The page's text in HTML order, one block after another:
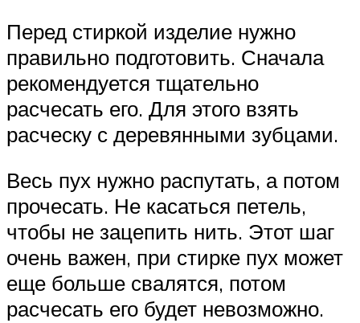
Перед стиркой изделие нужно
правильно подготовить. Сначала
рекомендуется тщательно
расчесать его. Для этого взять
расческу с деревянными зубцами.
Весь пух нужно распутать, а потом
прочесать. Не касаться петель,
чтобы не зацепить нить. Этот шаг
очень важен, при стирке пух может
еще больше свалятся, потом
расчесать его будет невозможно.